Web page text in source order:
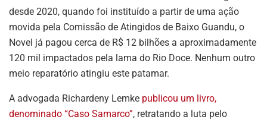
desde 2020, quando foi instituído a partir de uma ação
movida pela Comissão de Atingidos de Baixo Guandu, o
Novel já pagou cerca de R$ 12 bilhões a aproximadamente
120 mil impactados pela lama do Rio Doce. Nenhum outro
meio reparatório atingiu este patamar.
A advogada Richardeny Lemke publicou um livro,
denominado “Caso Samarco”, retratando a luta pelo